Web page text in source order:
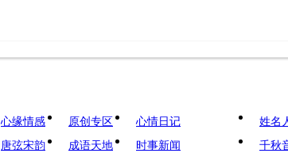
心缘情感 原创专区
心情日记
唐弦宋韵
成语天地 时事新闻
姓名
千秋